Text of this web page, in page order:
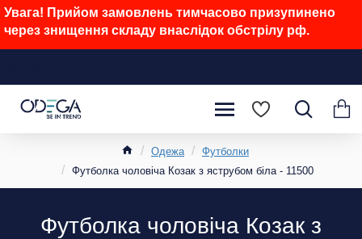
Увага! Прийом замовлень тимчасово призупинено
через знищення складу внаслідок обстрілу рф.
Одежа
Футболки
Футболка чоловіча Козак з яструбом біла - 11500
Футболка чоловіча Козак з